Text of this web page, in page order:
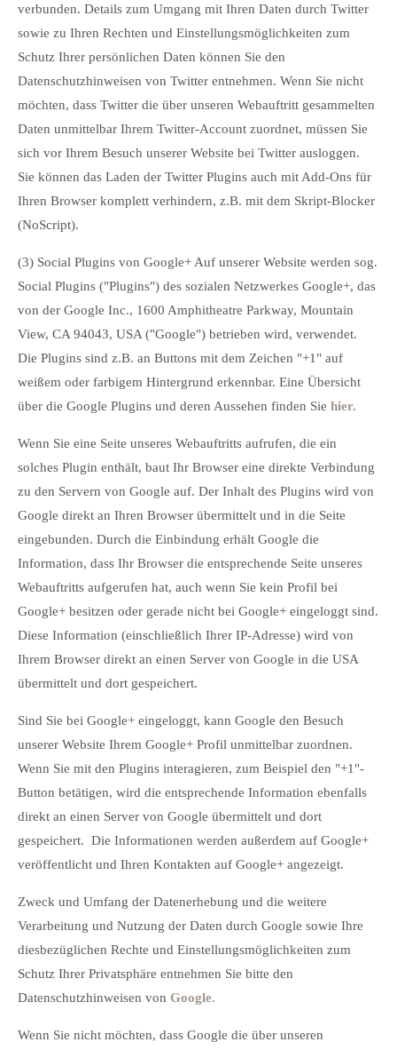
verbunden. Details zum Umgang mit Ihren Daten durch Twitter
sowie zu Ihren Rechten und Einstellungsmöglichkeiten zum
Schutz Ihrer persönlichen Daten können Sie den
Datenschutzhinweisen von Twitter entnehmen. Wenn Sie nicht
möchten, dass Twitter die über unseren Webauftritt gesammelten
Daten unmittelbar Ihrem Twitter-Account zuordnet, müssen Sie
sich vor Ihrem Besuch unserer Website bei Twitter ausloggen.
Sie können das Laden der Twitter Plugins auch mit Add-Ons für
Ihren Browser komplett verhindern, z.B. mit dem Skript-Blocker
(NoScript).
(3) Social Plugins von Google+ Auf unserer Website werden sog.
Social Plugins ("Plugins") des sozialen Netzwerkes Google+, das
von der Google Inc., 1600 Amphitheatre Parkway, Mountain
View, CA 94043, USA ("Google") betrieben wird, verwendet.
Die Plugins sind z.B. an Buttons mit dem Zeichen "+1" auf
weißem oder farbigem Hintergrund erkennbar. Eine Übersicht
über die Google Plugins und deren Aussehen finden Sie hier.
Wenn Sie eine Seite unseres Webauftritts aufrufen, die ein
solches Plugin enthält, baut Ihr Browser eine direkte Verbindung
zu den Servern von Google auf. Der Inhalt des Plugins wird von
Google direkt an Ihren Browser übermittelt und in die Seite
eingebunden. Durch die Einbindung erhält Google die
Information, dass Ihr Browser die entsprechende Seite unseres
Webauftritts aufgerufen hat, auch wenn Sie kein Profil bei
Google+ besitzen oder gerade nicht bei Google+ eingeloggt sind.
Diese Information (einschließlich Ihrer IP-Adresse) wird von
Ihrem Browser direkt an einen Server von Google in die USA
übermittelt und dort gespeichert.
Sind Sie bei Google+ eingeloggt, kann Google den Besuch
unserer Website Ihrem Google+ Profil unmittelbar zuordnen.
Wenn Sie mit den Plugins interagieren, zum Beispiel den "+1"-
Button betätigen, wird die entsprechende Information ebenfalls
direkt an einen Server von Google übermittelt und dort
gespeichert. Die Informationen werden außerdem auf Google+
veröffentlicht und Ihren Kontakten auf Google+ angezeigt.
Zweck und Umfang der Datenerhebung und die weitere
Verarbeitung und Nutzung der Daten durch Google sowie Ihre
diesbezüglichen Rechte und Einstellungsmöglichkeiten zum
Schutz Ihrer Privatsphäre entnehmen Sie bitte den
Datenschutzhinweisen von Google.
Wenn Sie nicht möchten, dass Google die über unseren